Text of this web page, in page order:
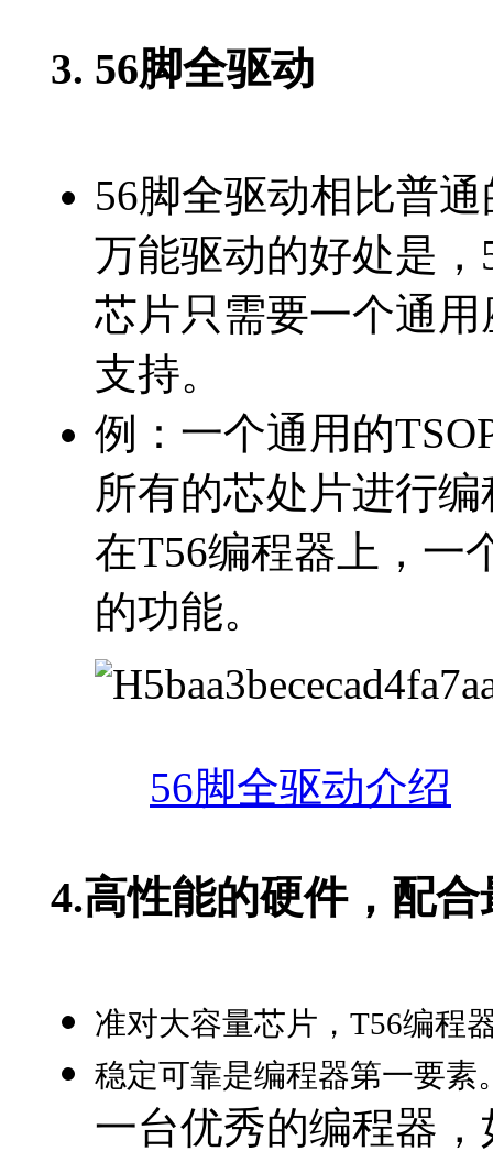
3. 56脚全驱动
56脚全驱动相比普
万能驱动的好处是
芯片只需要一个通
支持。
例：一个通用的
所有的芯处片进行编
在T56编程器上，一
的功能。
56脚全驱动介绍
4.高性能的硬件，配
准对大容量芯片，T56编程
稳定可靠是编程器第一要素
一台优秀的编程器